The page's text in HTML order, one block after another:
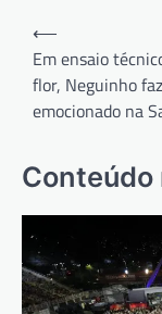
Navegação
de
Post
⟵
Em ensaio
flor, Neguinho
emocionado na